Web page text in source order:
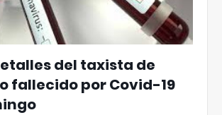
del taxista de
fallecido por Covid-19